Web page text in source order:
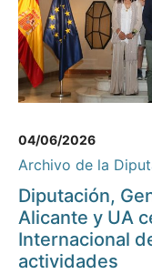
04/06/2026
Archivo de la
Diputación,
Alicante y UA
Internacional
actividades